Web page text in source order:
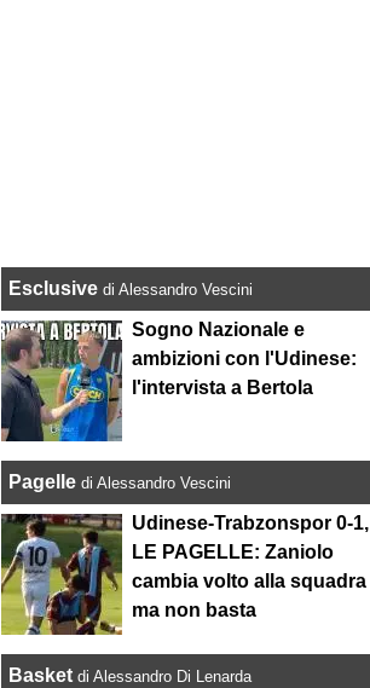
Esclusive di Alessandro Vescini
Sogno Nazionale e
ambizioni con l'Udinese:
l'intervista a Bertola
Pagelle di Alessandro Vescini
Udinese-Trabzonspor 0-1,
LE PAGELLE: Zaniolo
cambia volto alla squadra
ma non basta
Basket di Alessandro Di Lenarda